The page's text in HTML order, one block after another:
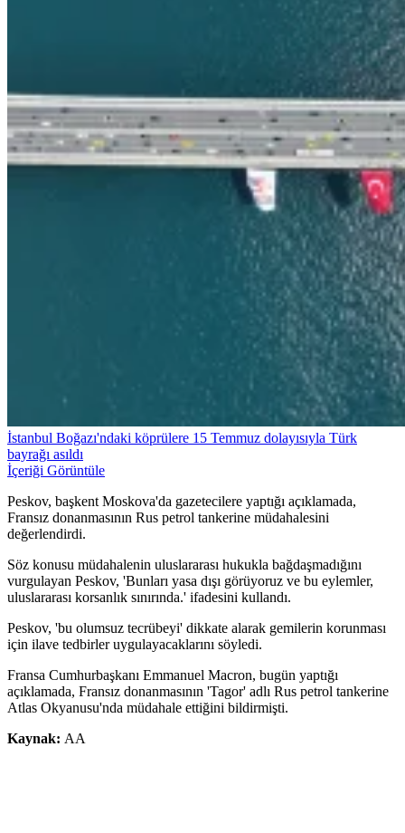
İstanbul Boğazı'ndaki köprülere 15 Temmuz dolayısıyla Türk
bayrağı asıldı
İçeriği Görüntüle
Peskov, başkent Moskova'da gazetecilere yaptığı açıklamada,
Fransız donanmasının Rus petrol tankerine müdahalesini
değerlendirdi.
Söz konusu müdahalenin uluslararası hukukla bağdaşmadığını
vurgulayan Peskov, 'Bunları yasa dışı görüyoruz ve bu eylemler,
uluslararası korsanlık sınırında.' ifadesini kullandı.
Peskov, 'bu olumsuz tecrübeyi' dikkate alarak gemilerin korunması
için ilave tedbirler uygulayacaklarını söyledi.
Fransa Cumhurbaşkanı Emmanuel Macron, bugün yaptığı
açıklamada, Fransız donanmasının 'Tagor' adlı Rus petrol tankerine
Atlas Okyanusu'nda müdahale ettiğini bildirmişti.
Kaynak: AA